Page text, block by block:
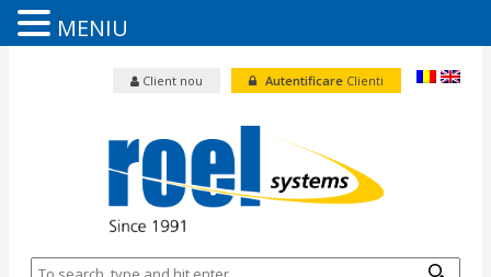
Autentificare Clienti
Client nou
MENIU